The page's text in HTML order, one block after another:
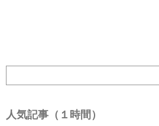
人気記事（１時間）